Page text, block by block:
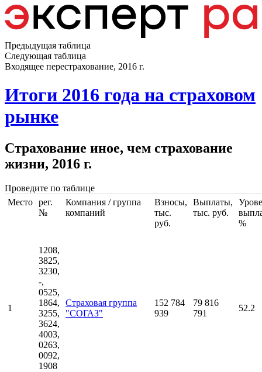
Предыдущая таблица
Следующая таблица
Входящее перестрахование, 2016 г.
Итоги 2016 года на страховом
рынке
Страхование иное, чем страхование
жизни, 2016 г.
Проведите по таблице
Место рег.
№
Компания / группа
компаний
Взносы,
тыс.
руб.
Выплаты,
тыс. руб.
%
1
1208,
3825,
3230,
-,
0525,
1864,
3255,
3624,
4003,
0263,
0092,
1908
Страховая группа
"СОГАЗ"
152 784
939
79 816
791
52.2